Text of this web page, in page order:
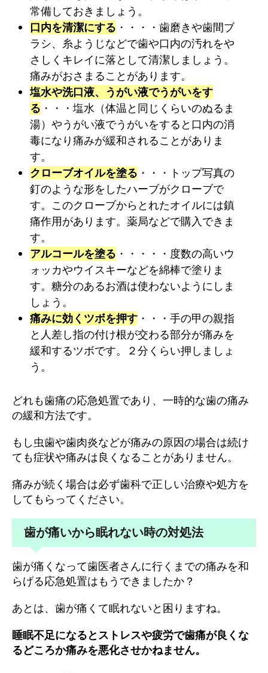
常備しておきましょう。
口内を清潔にする ・・・・歯磨きや歯間ブ
ラシ、糸ようじなどで歯や口内の汚れをや
さしくキレイに落として清潔しましょう。
痛みがおさまることがあります。
塩水や洗口液、うがい液でうがいをす
る ・・・塩水（体温と同じくらいのぬるま
湯）やうがい液でうがいをすると口内の消
毒になり痛みが緩和されることがありま
す。
クローブオイルを塗る ・・・トップ写真の
釘のような形をしたハーブがクローブで
す。このクローブからとれたオイルには鎮
痛作用があります。薬局などで購入できま
す。
アルコールを塗る ・・・・・度数の高いウ
ォッカやウイスキーなどを綿棒で塗りま
す。糖分のあるお酒は使わないようにしま
しょう。
痛みに効くツボを押す ・・・手の甲の親指
と人差し指の付け根が交わる部分が痛みを
緩和するツボです。２分くらい押しましょ
う。
どれも歯痛の応急処置であり、一時的な歯の痛み
の緩和方法です。
もし虫歯や歯肉炎などが痛みの原因の場合は続け
ても症状や痛みは良くなることがありません。
痛みが続く場合は必ず歯科で正しい治療や処方を
してもらってください。
歯が痛いから眠れない時の対処法
歯が痛くなって歯医者さんに行くまでの痛みを和
らげる応急処置はもうできましたか？
あとは、歯が痛くて眠れないと困りますね。
睡眠不足になるとストレスや疲労で歯痛が良くな
るどころか痛みを悪化させかねません。